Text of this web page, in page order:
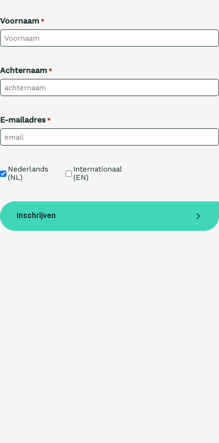
Voornaam *
Achternaam *
E-mailadres *
TaalNederlands
(NL)
Internationaal
(EN)
Inschrijven